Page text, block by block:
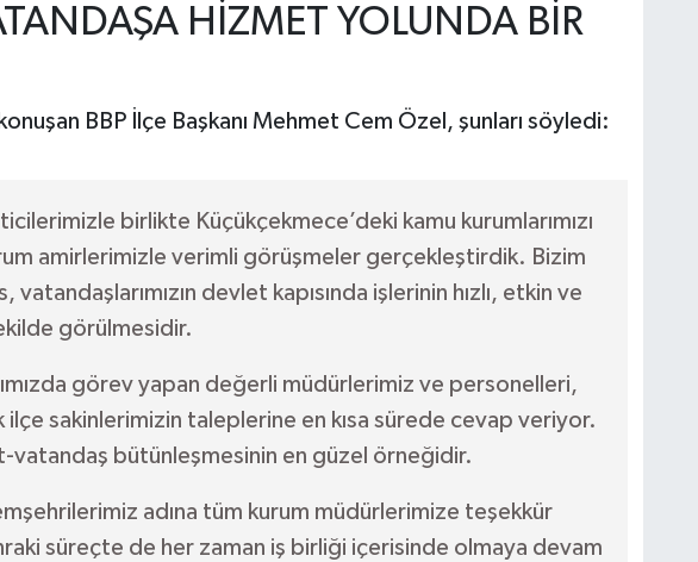
HİZMET YOLUNDA BİR
BBP İlçe Başkanı Mehmet Cem Özel, şunları söyledi:
birlikte Küçükçekmece’deki kamu kurumlarımızı
amirlerimizle verimli görüşmeler gerçekleştirdik. Bizim
vatandaşlarımızın devlet kapısında işlerinin hızlı, etkin ve
görülmesidir.
görev yapan değerli müdürlerimiz ve personelleri,
ilçe sakinlerimizin taleplerine en kısa sürede cevap veriyor.
vatandaş bütünleşmesinin en güzel örneğidir.
adına tüm kurum müdürlerimize teşekkür
süreçte de her zaman iş birliği içerisinde olmaya devam